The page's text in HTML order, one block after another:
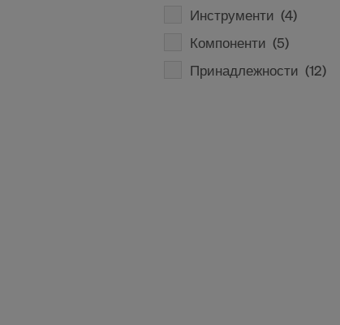
Инструменти (4)
Компоненти (5)
Принадлежности (12)